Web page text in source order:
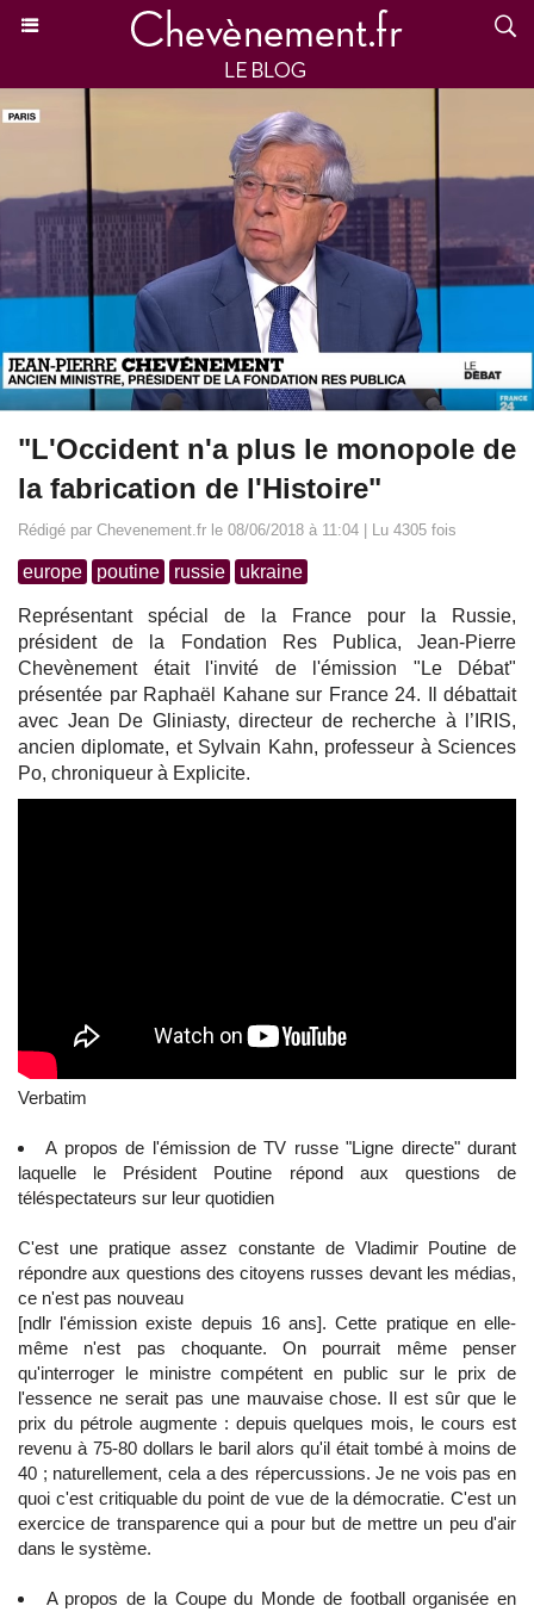
"L'Occident n'a plus le monopole de
la fabrication de l'Histoire"
Rédigé par Chevenement.fr le 08/06/2018 à 11:04 | Lu 4305 fois
europe poutine russie ukraine
Représentant spécial de la France pour la Russie,
président de la Fondation Res Publica, Jean-Pierre
Chevènement était l'invité de l'émission "Le Débat"
présentée par Raphaël Kahane sur France 24. Il débattait
avec Jean De Gliniasty, directeur de recherche à l’IRIS,
ancien diplomate, et Sylvain Kahn, professeur à Sciences
Po, chroniqueur à Explicite.
Verbatim
A propos de l'émission de TV russe "Ligne directe" durant
laquelle le Président Poutine répond aux questions de
téléspectateurs sur leur quotidien
C'est une pratique assez constante de Vladimir Poutine de
répondre aux questions des citoyens russes devant les médias,
ce n'est pas nouveau
[ndlr l'émission existe depuis 16 ans]. Cette pratique en elle-
même n'est pas choquante. On pourrait même penser
qu'interroger le ministre compétent en public sur le prix de
l'essence ne serait pas une mauvaise chose. Il est sûr que le
prix du pétrole augmente : depuis quelques mois, le cours est
revenu à 75-80 dollars le baril alors qu'il était tombé à moins de
40 ; naturellement, cela a des répercussions. Je ne vois pas en
quoi c'est critiquable du point de vue de la démocratie. C'est un
exercice de transparence qui a pour but de mettre un peu d'air
dans le système.
A propos de la Coupe du Monde de football organisée en